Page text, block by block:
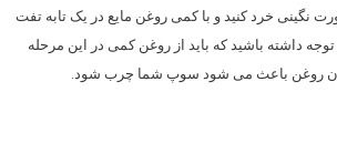
نگینی خرد کنید و با کمی روغن مایع در یک تابه تفت
داشته باشید که باید از روغن کمی در این مرحله
بودن روغن باعث می شود سوپ شما چرب شود.